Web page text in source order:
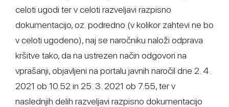
celoti ugodi ter v celoti razveljavi razpisno
dokumentacijo, oz. podredno (v kolikor zahtevi ne bo
v celoti ugodeno), naj se naročniku naloži odprava
kršitve tako, da na ustrezen način odgovori na
vprašanji, objavljeni na portalu javnih naročil dne 2. 4.
2021 ob 10.52 in 25. 3. 2021 ob 7.55, ter v
naslednjih delih razveljavi razpisno dokumentacijo